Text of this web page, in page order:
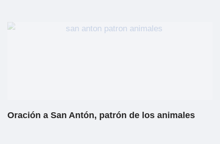
Oración a San Antón, patrón de los animales